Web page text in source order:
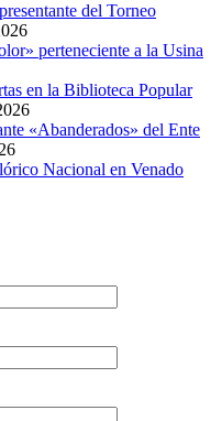
del Torneo
perteneciente a la Usina
en la Biblioteca Popular
«Abanderados» del Ente
Nacional en Venado